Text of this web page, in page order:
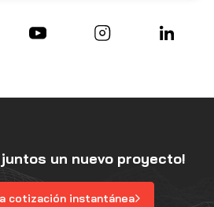
un nuevo proyecto!
cotización instantánea